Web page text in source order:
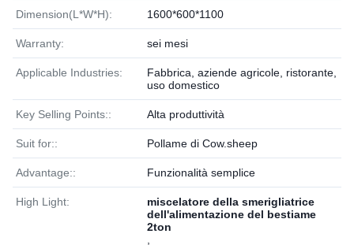
Dimension(L*W*H): 1600*600*1100
Warranty: sei mesi
Applicable Industries:
Fabbrica, aziende agricole, ristorante,
uso domestico
Key Selling Points:: Alta produttività
Suit for:: Pollame di Cow.sheep
Advantage:: Funzionalità semplice
High Light:
miscelatore della smerigliatrice
dell'alimentazione del bestiame
2ton